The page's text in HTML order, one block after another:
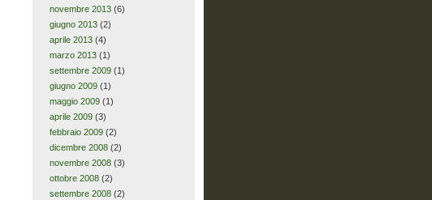
novembre 2013(6)
giugno 2013(2)
aprile 2013(4)
marzo 2013(1)
settembre 2009(1)
giugno 2009(1)
maggio 2009(1)
aprile 2009(3)
febbraio 2009(2)
dicembre 2008(2)
novembre 2008(3)
ottobre 2008(2)
settembre 2008(2)